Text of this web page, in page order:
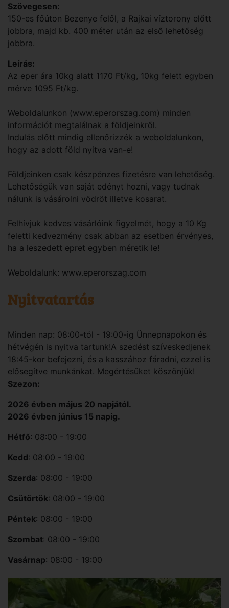
Szövegesen:
150-es főúton Bezenye felől, a Rajkai víztorony előtt
jobbra, majd kb. 400 méter után az első lehetőség
jobbra.
Leírás:
Az eper ára 10kg alatt 1170 Ft/kg, 10kg felett egyben
mérve 1095 Ft/kg.
Weboldalunkon (www.eperorszag.com) minden
információt megtalálnak a földjeinkről.
Indulás előtt mindig ellenőrizzék a weboldalunkon,
hogy az adott föld nyitva van-e!
Földjeinken csak készpénzes fizetésre van lehetőség.
Lehetőségük van saját edényt hozni, vagy tudnak
nálunk is vásárolni vödröt illetve kosarat.
Felhívjuk kedves vásárlóink figyelmét, hogy a 10 Kg
feletti kedvezmény csak abban az esetben érvényes,
ha a leszedett epret egyben méretik le!
Weboldalunk: www.eperorszag.com
Nyitvatartás
Minden nap: 08:00-tól - 19:00-ig Ünnepnapokon és
hétvégén is nyitva tartunk!A szedést szíveskedjenek
18:45-kor befejezni, és a kasszához fáradni, ezzel is
elősegítve munkánkat. Megértésüket köszönjük!
Szezon:
2026 évben május 20 napjától.
2026 évben június 15 napig.
Hétfő: 08:00 - 19:00
Kedd: 08:00 - 19:00
Szerda: 08:00 - 19:00
Csütörtök: 08:00 - 19:00
Péntek: 08:00 - 19:00
Szombat: 08:00 - 19:00
Vasárnap: 08:00 - 19:00